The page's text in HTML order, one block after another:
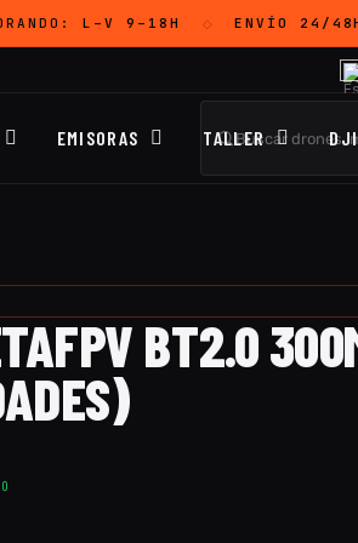
L–V 9–18H ENVÍO 24/48H
EMISORAS TALLER DJI
BT2.0